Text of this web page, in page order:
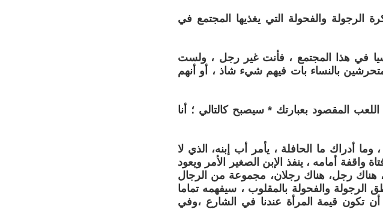
الرجولة والفحولة التي يغذيها المجتمع في
في هذا المجتمع ، فأنت غير رجل ، ولست
بالنساء بات فيهم شيء شاذ ، أو أنهم
المقصود بعبارتك * سيصبح كالتالي ؛ أنا
أدراك ما الحافلة ، يأمر أب إبنه، الذي لا
أمامه ، ينفذ الإبن الصغير الأمر ويعود
هناك رجل، هناك رجلان، مجموعة من الرجال
والفحولة بالمقلوب ، سيفهمه تماما
تكون قيمة المرأة عندنا في الشارع ،وفي